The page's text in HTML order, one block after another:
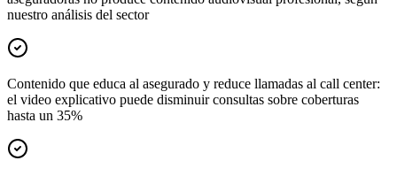
nuestro análisis del sector
Contenido que educa al asegurado y reduce llamadas al call center:
el video explicativo puede disminuir consultas sobre coberturas
hasta un 35%